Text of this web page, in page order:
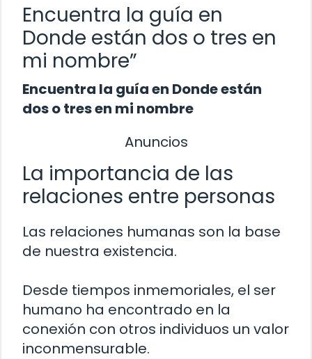
Encuentra la guía en
Donde están dos o tres en
mi nombre”
Encuentra la guía en Donde están
dos o tres en mi nombre
Anuncios
La importancia de las
relaciones entre personas
Las relaciones humanas son la base
de nuestra existencia.
Desde tiempos inmemoriales, el ser
humano ha encontrado en la
conexión con otros individuos un valor
inconmensurable.